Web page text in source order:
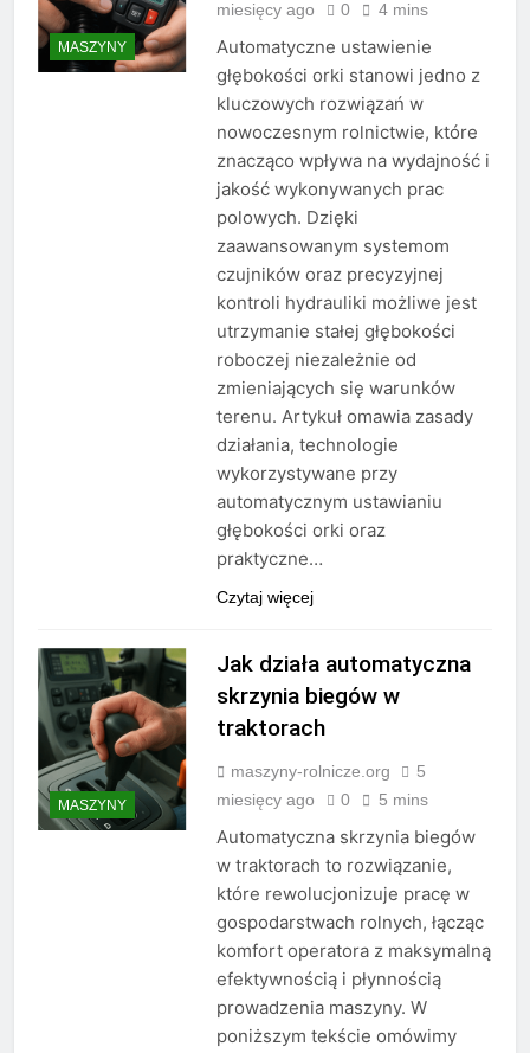
MASZYNY
miesięcy ago
0 4 mins
Automatyczne ustawienie
głębokości orki stanowi jedno z
kluczowych rozwiązań w
nowoczesnym rolnictwie, które
znacząco wpływa na wydajność i
jakość wykonywanych prac
polowych. Dzięki
zaawansowanym systemom
czujników oraz precyzyjnej
kontroli hydrauliki możliwe jest
utrzymanie stałej głębokości
roboczej niezależnie od
zmieniających się warunków
terenu. Artykuł omawia zasady
działania, technologie
wykorzystywane przy
automatycznym ustawianiu
głębokości orki oraz
praktyczne…
Czytaj więcej
MASZYNY
Jak działa automatyczna
skrzynia biegów w
traktorach
maszyny-rolnicze.org
5
miesięcy ago
0 5 mins
Automatyczna skrzynia biegów
w traktorach to rozwiązanie,
które rewolucjonizuje pracę w
gospodarstwach rolnych, łącząc
komfort operatora z maksymalną
efektywnością i płynnością
prowadzenia maszyny. W
poniższym tekście omówimy